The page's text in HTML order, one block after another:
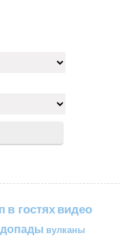
в гостяхвидео
вулканы